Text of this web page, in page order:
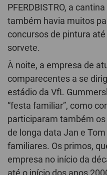
PFERDBISTRO, a
também havia muitos
concursos de pintura
sorvete.
À noite, a empresa de
comparecentes a se
estádio da VfL
“festa familiar”, como
participaram também
de longa data Jan e
familiares. Os primos,
empresa no início da